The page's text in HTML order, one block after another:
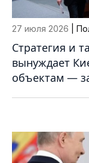
27 июля 2026 |
Стратегия и
вынуждает
объектам —